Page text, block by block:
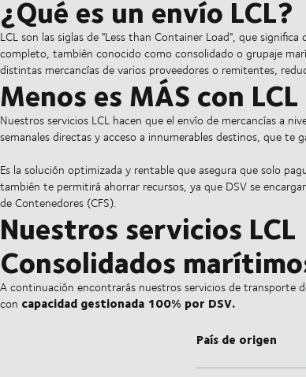
¿Qué es un envío LCL?
LCL son las siglas de "Less than Container Load", que
completo, también conocido como consolidado o grupaje
distintas mercancías de varios proveedores o remitentes,
Menos es MÁS con LCL
Nuestros servicios LCL hacen que el envío de mercancías a
semanales directas y acceso a innumerables destinos, que te
Es la solución optimizada y rentable que asegura que solo
también te permitirá ahorrar recursos, ya que DSV se
de Contenedores (CFS).
Nuestros servicios LCL
Consolidados
A continuación encontrarás nuestros servicios de transporte
con capacidad gestionada 100% por DSV.
País de origen